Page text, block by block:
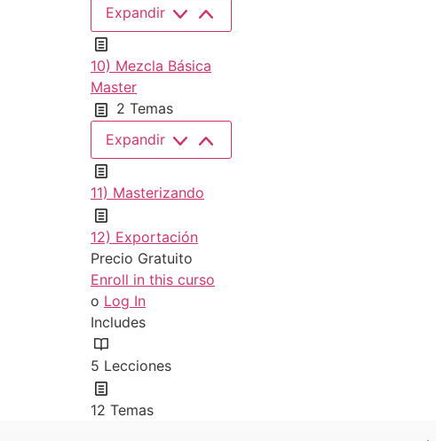
Expandir
10) Mezcla Básica
Master
2 Temas
Expandir
11) Masterizando
12) Exportación
Precio Gratuito
Enroll in this curso
o Log In
Includes
5 Lecciones
12 Temas